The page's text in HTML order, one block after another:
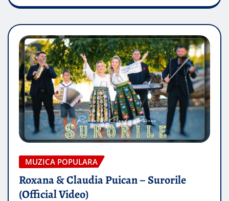
MUZICA POPULARA
Roxana & Claudia Puican – Surorile
(Official Video)